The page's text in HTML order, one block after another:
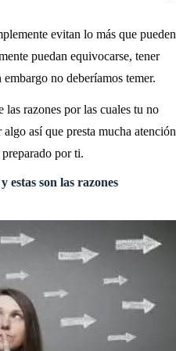
evitan lo más que pueden
puedan equivocarse, tener
no deberíamos temer.
las razones por las cuales tu no
así que presta mucha atención
por ti.
estas son las razones